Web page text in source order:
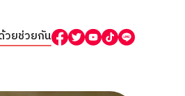
วยช่วยกัน